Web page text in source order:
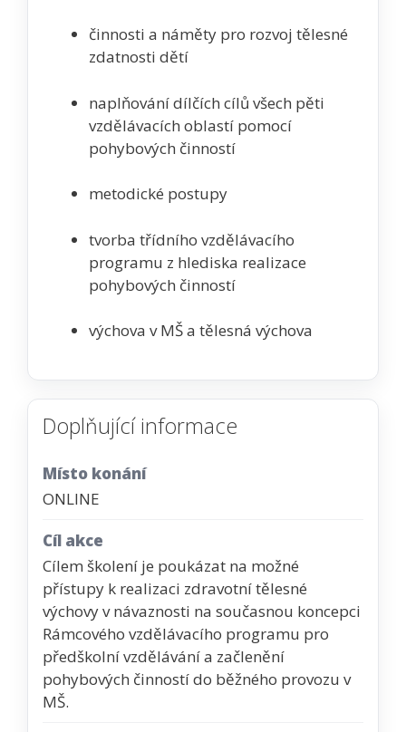
činnosti a náměty pro rozvoj tělesné
zdatnosti dětí
naplňování dílčích cílů všech pěti
vzdělávacích oblastí pomocí
pohybových činností
metodické postupy
tvorba třídního vzdělávacího
programu z hlediska realizace
pohybových činností
výchova v MŠ a tělesná výchova
Doplňující informace
Místo konání
ONLINE
Cíl akce
Cílem školení je poukázat na možné
přístupy k realizaci zdravotní tělesné
výchovy v návaznosti na současnou koncepci
Rámcového vzdělávacího programu pro
předškolní vzdělávání a začlenění
pohybových činností do běžného provozu v
MŠ.